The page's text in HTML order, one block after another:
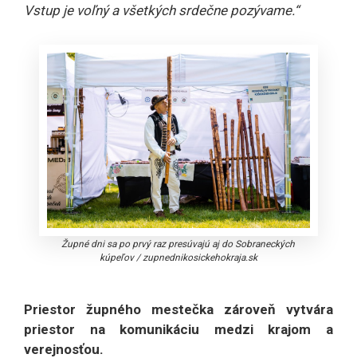
Vstup je voľný a všetkých srdečne pozývame.“
Župné dni sa po prvý raz presúvajú aj do Sobraneckých
kúpeľov/zupnednikosickehokraja.sk
Priestor župného mestečka zároveň vytvára
priestor na komunikáciu medzi krajom a
verejnosťou.